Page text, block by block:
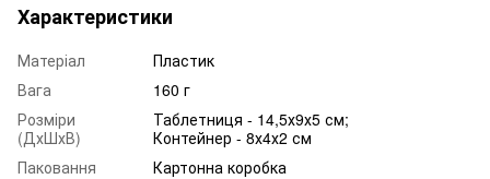
Характеристики
Матеріал
Пластик
Вага
160 г
Розміри
(ДхШхВ)
Таблетниця - 14,5х9х5 см;
Контейнер - 8х4х2 см
Паковання
Картонна коробка